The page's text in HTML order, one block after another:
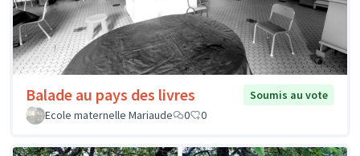
Balade au pays des livres
Soumis au vote
Ecole maternelle Mariaude
0 0